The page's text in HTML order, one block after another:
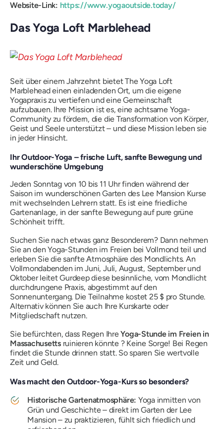
Website-Link: https://www.yogaoutside.today/
Das Yoga Loft Marblehead
Seit über einem Jahrzehnt bietet The Yoga Loft
Marblehead einen einladenden Ort, um die eigene
Yogapraxis zu vertiefen und eine Gemeinschaft
aufzubauen. Ihre Mission ist es, eine achtsame Yoga-
Community zu fördern, die die Transformation von Körper,
Geist und Seele unterstützt – und diese Mission leben sie
in jeder Hinsicht.
Ihr Outdoor-Yoga – frische Luft, sanfte Bewegung und
wunderschöne Umgebung
Jeden Sonntag von 10 bis 11 Uhr finden während der
Saison im wunderschönen Garten des Lee Mansion Kurse
mit wechselnden Lehrern statt. Es ist eine friedliche
Gartenanlage, in der sanfte Bewegung auf pure grüne
Schönheit trifft.
Suchen Sie nach etwas ganz Besonderem? Dann nehmen
Sie an den Yoga-Stunden im Freien bei Vollmond teil und
erleben Sie die sanfte Atmosphäre des Mondlichts. An
Vollmondabenden im Juni, Juli, August, September und
Oktober leitet Gurdeep diese besinnliche, vom Mondlicht
durchdrungene Praxis, abgestimmt auf den
Sonnenuntergang. Die Teilnahme kostet 25 $ pro Stunde.
Alternativ können Sie auch Ihre Kurskarte oder
Mitgliedschaft nutzen.
Sie befürchten, dass Regen IhreYoga-Stunde im Freien in
Massachusetts ruinieren könnte ? Keine Sorge! Bei Regen
findet die Stunde drinnen statt. So sparen Sie wertvolle
Zeit und Geld.
Was macht den Outdoor-Yoga-Kurs so besonders?
Historische Gartenatmosphäre: Yoga inmitten von
Grün und Geschichte – direkt im Garten der Lee
Mansion – zu praktizieren, fühlt sich friedlich und